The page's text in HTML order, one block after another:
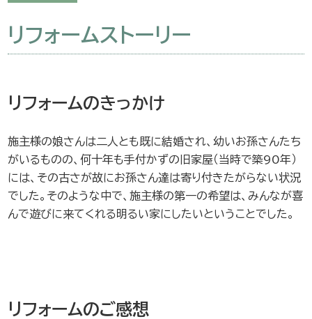
リフォームストーリー
リフォームのきっかけ
施主様の娘さんは二人とも既に結婚され、幼いお孫さんたち
がいるものの、何十年も手付かずの旧家屋（当時で築90年）
には、その古さが故にお孫さん達は寄り付きたがらない状況
でした。そのような中で、施主様の第一の希望は、みんなが喜
んで遊びに来てくれる明るい家にしたいということでした。
リフォームのご感想